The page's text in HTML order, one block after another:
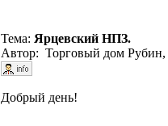
Тема: Ярцевский НПЗ.
Автор: Торговый дом
Добрый день!